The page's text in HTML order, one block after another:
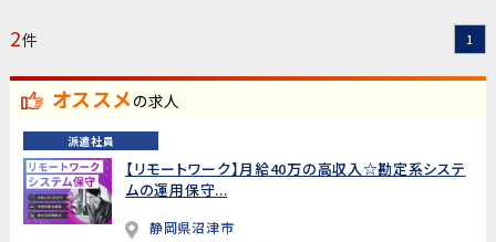
2件 1
オススメの求人
派遣社員
【リモートワーク】月給40万の高収入☆勘定系システ
ムの運用保守...
静岡県沼津市